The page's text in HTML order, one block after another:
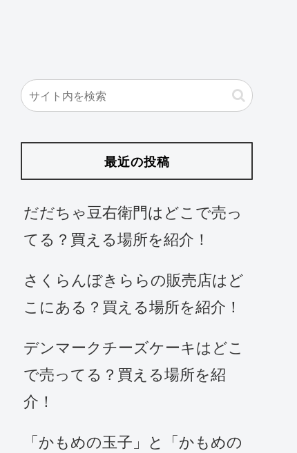
最近の投稿
だだちゃ豆右衛門はどこで売っ
てる？買える場所を紹介！
さくらんぼきららの販売店はど
こにある？買える場所を紹介！
デンマークチーズケーキはどこ
で売ってる？買える場所を紹
介！
「かもめの玉子」と「かもめの